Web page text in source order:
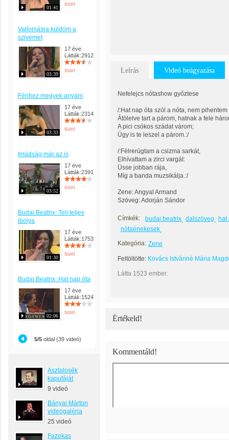
01:41
suvi
Vallomásra küldöm a
szivemet
03:39
17 éve
Látták:2912
suvi
Férjhez megyek anyám
03:33
17 éve
Látták:2314
suvi
Imádság már az is
03:52
17 éve
Látták:2391
suvi
Budai Beatrix: Teli teljes
ibolya
01:30
17 éve
Látták:1753
suvi
Budai Beatrix: Hat nap óta
02:06
17 éve
Látták:1524
suvi
5/5 oldal (39 videó)
Asztalosék
kapufáját
9 videó
Bányai Márton
videogaléria
25 videó
Fazekas
Leírás Videó beágyazása
Nefelejcs nótashow győztese
/:Hat nap óta szól a nóta, nem pihentem
Átölelve tart a párom, hatnak a fele
A pici csókos szádat várom;
Úgy is te leszel a párom.:/
/:Félrerúgtam a csizma sarkát,
Elhívattam a zirci vargát:
Üsse jobban rája,
Míg a banda muzsikálja.:/
Zene: Angyal Armand
Szöveg: Adorján Sándor
Címkék: budai beatrix dalszöveg
hat
nótaénekesek
Kategória: Zene
Feltöltötte: Kovács Istvánné Mária
Látta 1523 ember.
Értékeld!
Kommentáld!